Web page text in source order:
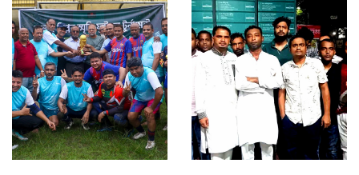
চট্টগ্রাম